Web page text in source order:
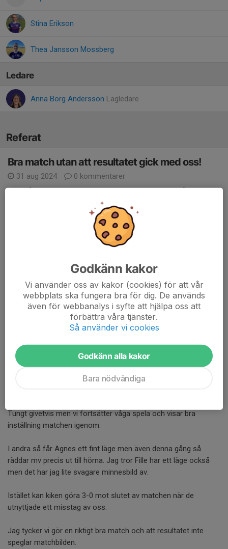
Stina Erikson
Thea Jansson Mossberg
Ledare
Anna Borg Andersson Lagledare
Referat
Bra match utan att resultatet gick med oss!
31 aug 2024
0 kommentarer
Alingsås KIK U borta, ett tufft möte visste vi redan på förhand.
Matchen i våras slutade 0-0 var en tät och tuff match.
Det skulle bli en liknande matchbild igår, A-kik började med
störst intensitet men vi var snabbt med i matchen. Vi skapar ett
jättefint läge i ca 10 min när Fille blir frispeld men mv gör en
fantomräddning. Jag har sett mv i div 1 som inte hade gjort den
Tyvärr på anfallet efter så kan deras snabba ytter peta springa
lite och placera in bollen vid stolpen. Rebecka är så när på den
men den är för bra placerad.
Vi spelar bra under hela matchen, det är en del riv och slit men
vi håller oss kalla och försöker verkligen med det vi sagt innan.
Vi visar mod och vilja men A-kik's duktiga mb par hindrar fler
fina försök till genomstick. Vi kommer runt några ggr men får
inte till det i sista läget.
Tungt givetvis men vi fortsätter våga spela och visar bra
inställning matchen igenom.
I andra så får Agnes ett fint läge men även denna gång så
räddar mv precis ut till hörna. Jag tror Fille har ett läge också
men det har jag lite svagare minnesbild av.
Istället kan kiken göra 3-0 mot slutet av matchen när de
utnyttjade ett misstag av oss.
Jag tycker vi gör en riktigt bra match och att resultatet inte
speglar matchbilden.
Godkänn kakor
Vi använder oss av kakor (cookies) för att vår
webbplats ska fungera bra för dig. De används
även för webbanalys i syfte att hjälpa oss att
förbättra våra tjänster.
Så använder vi cookies
Godkänn alla kakor
Bara nödvändiga